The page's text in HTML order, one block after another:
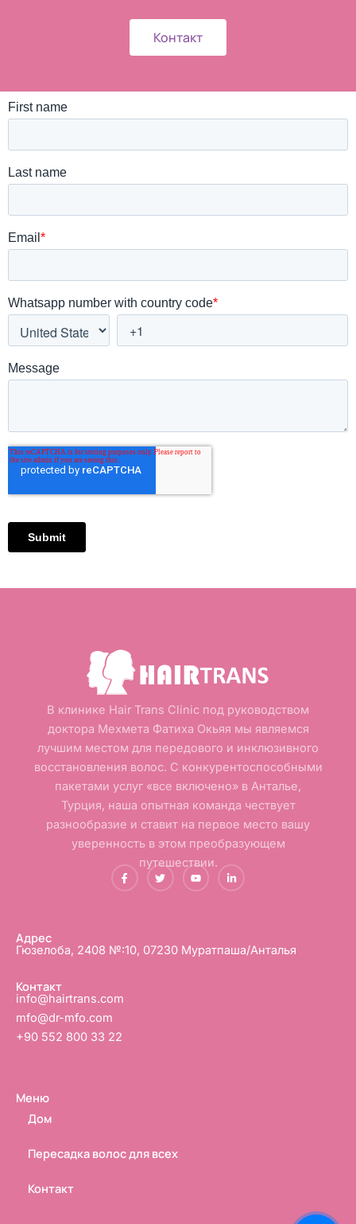
Контакт
В клинике Hair Trans Clinic под руководством
доктора Мехмета Фатиха Окьяя мы являемся
лучшим местом для передового и инклюзивного
восстановления волос. С конкурентоспособными
пакетами услуг «все включено» в Анталье,
Турция, наша опытная команда чествует
разнообразие и ставит на первое место вашу
уверенность в этом преобразующем
путешествии.
F
a
c
-
Т
в
и
Ю
т
у
L
i
n
-
Адрес
Гюзелоба, 2408 №:10, 07230 Муратпаша/Анталья
Контакт
info@hairtrans.com
mfo@dr-mfo.com
+90 552 800 33 22
Меню
Дом
Пересадка волос для всех
Контакт